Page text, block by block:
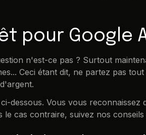
pour Google
n'est-ce pas ? Surtout
Ceci étant dit, ne partez pas
dessous. Vous vous
le cas contraire, suivez nos